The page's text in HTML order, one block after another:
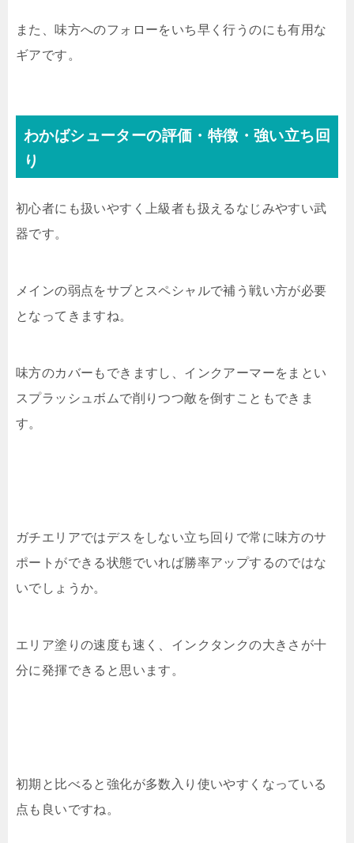
また、味方へのフォローをいち早く行うのにも有用な
ギアです。
わかばシューターの評価・特徴・強い立ち回
り
初心者にも扱いやすく上級者も扱えるなじみやすい武
器です。
メインの弱点をサブとスペシャルで補う戦い方が必要
となってきますね。
味方のカバーもできますし、インクアーマーをまとい
スプラッシュボムで削りつつ敵を倒すこともできま
す。
ガチエリアではデスをしない立ち回りで常に味方のサ
ポートができる状態でいれば勝率アップするのではな
いでしょうか。
エリア塗りの速度も速く、インクタンクの大きさが十
分に発揮できると思います。
初期と比べると強化が多数入り使いやすくなっている
点も良いですね。